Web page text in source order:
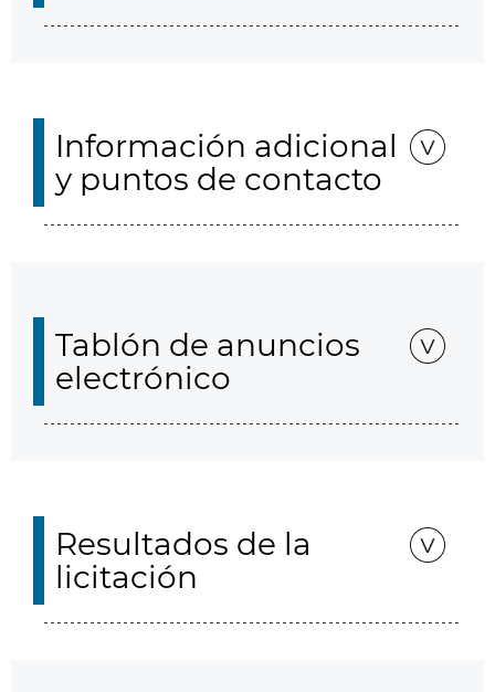
Información adicional
y puntos de contacto
Tablón de anuncios
electrónico
Resultados de la
licitación